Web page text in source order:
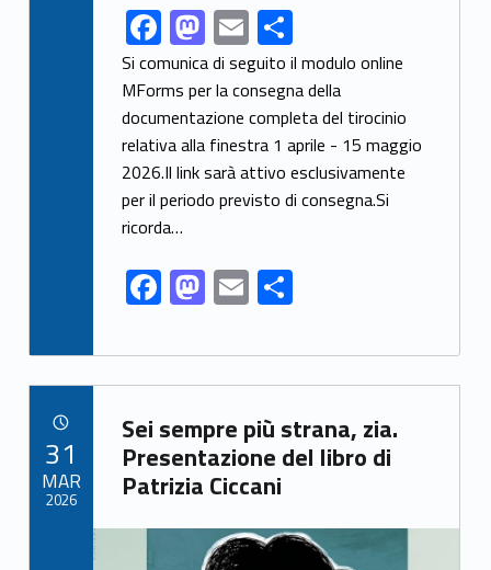
Link identifier share facebook archive #share-link-archive-16046F
ac
e
b
o
o
k
M
as
to
d
o
n
E
m
ai
l
S
h
ar
e
Si comunica di seguito il modulo online
MForms per la consegna della
documentazione completa del tirocinio
relativa alla finestra 1 aprile - 15 maggio
2026.Il link sarà attivo esclusivamente
per il periodo previsto di consegna.Si
ricorda…
F
ac
e
b
o
o
k
M
as
to
d
o
n
E
m
ai
l
S
ar
e
Link identifier archive #link-archive-9872
Sei sempre più strana, zia.
Presentazione del libro di
Patrizia Ciccani
Link identifier archive #link-archive-thumb-soap-37397
31
MAR
2026